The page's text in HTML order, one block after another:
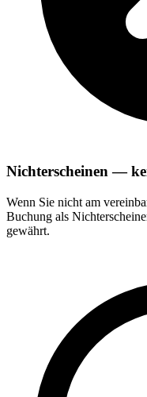
Nichterscheinen —
Wenn Sie nicht am
Buchung als
gewährt.